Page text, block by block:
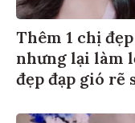
Thêm 1 chị
nhưng lại làm
đẹp đạp gió rẽ